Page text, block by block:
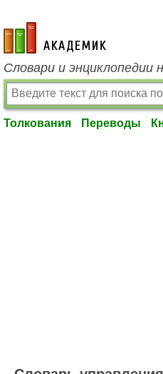
academic.ru
Словари и энциклопедии
Толкования Переводы